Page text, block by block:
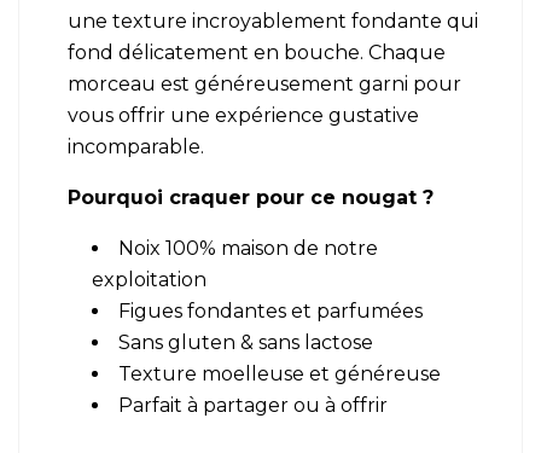
une texture incroyablement fondante qui
fond délicatement en bouche. Chaque
morceau est généreusement garni pour
vous offrir une expérience gustative
incomparable.
Pourquoi craquer pour ce nougat ?
Noix 100% maison de notre
exploitation
Figues fondantes et parfumées
Sans gluten & sans lactose
Texture moelleuse et généreuse
Parfait à partager ou à offrir